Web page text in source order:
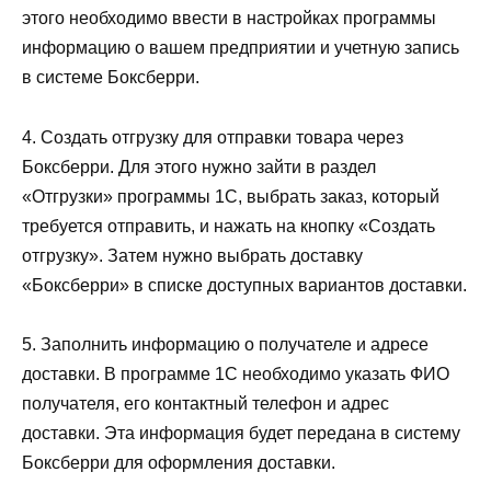
этого необходимо ввести в настройках программы
информацию о вашем предприятии и учетную запись
в системе Боксберри.
4. Создать отгрузку для отправки товара через
Боксберри. Для этого нужно зайти в раздел
«Отгрузки» программы 1С, выбрать заказ, который
требуется отправить, и нажать на кнопку «Создать
отгрузку». Затем нужно выбрать доставку
«Боксберри» в списке доступных вариантов доставки.
5. Заполнить информацию о получателе и адресе
доставки. В программе 1С необходимо указать ФИО
получателя, его контактный телефон и адрес
доставки. Эта информация будет передана в систему
Боксберри для оформления доставки.